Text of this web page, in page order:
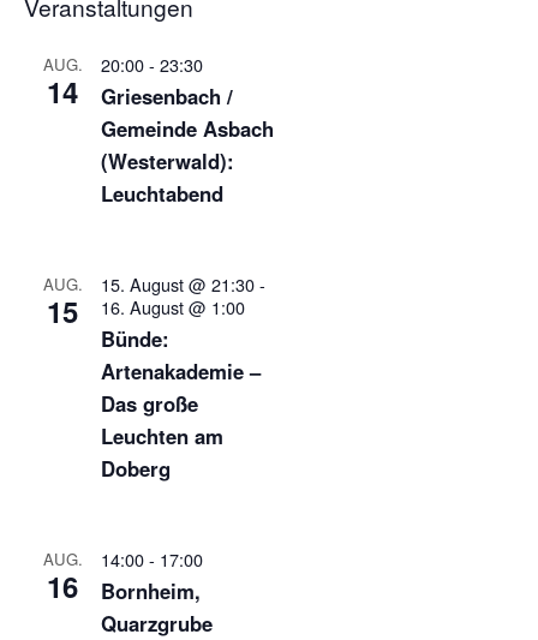
Veranstaltungen
AUG.
14
20:00- 23:30
Griesenbach /
Gemeinde Asbach
(Westerwald):
Leuchtabend
AUG.
15
15. August @ 21:30-
16. August @ 1:00
Bünde:
Artenakademie –
Das große
Leuchten am
Doberg
AUG.
16
14:00- 17:00
Bornheim,
Quarzgrube